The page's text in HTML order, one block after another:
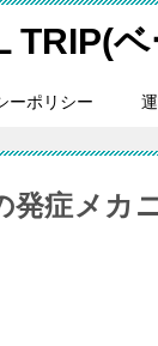
TRIP(
ーポリシー
発症メカ